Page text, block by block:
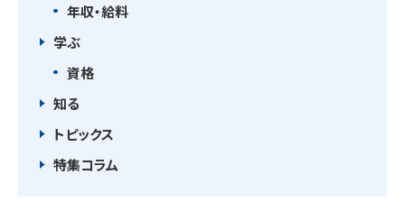
年収・給料
学ぶ
資格
知る
トピックス
特集コラム